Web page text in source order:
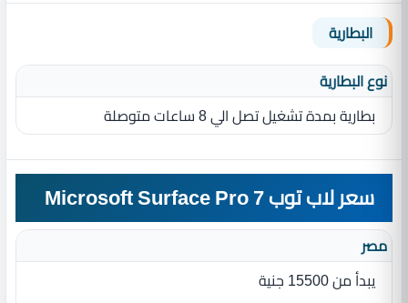
البطارية
نوع البطارية‏
بطارية بمدة تشغيل تصل الي 8 ساعات متوصلة
سعر لاب توب Microsoft Surface Pro 7
مصر
يبدأ من 15500 جنية